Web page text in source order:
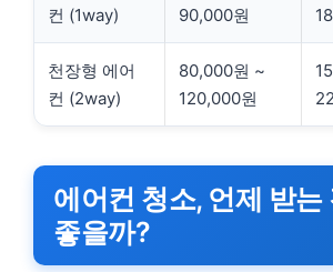
컨 (1way)
90,000원
천장형 에어
컨 (2way)
80,000원 ~
120,000원
에어컨 청소, 언제 받는
좋을까?